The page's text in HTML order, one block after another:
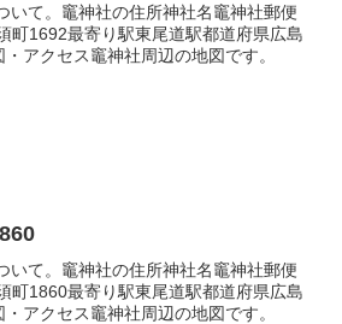
いて。竈神社の住所神社名竈神社郵便
町1692最寄り駅東尾道駅都道府県広島
アクセス竈神社周辺の地図です。
いて。竈神社の住所神社名竈神社郵便
町1860最寄り駅東尾道駅都道府県広島
アクセス竈神社周辺の地図です。